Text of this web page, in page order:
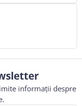
informații despre